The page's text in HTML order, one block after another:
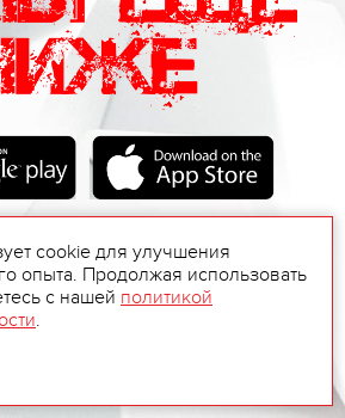
cookie для улучшения
опыта. Продолжая использовать
с нашей политикой
.